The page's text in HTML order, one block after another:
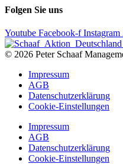
Folgen Sie uns
Youtube Facebook-f Instagram
© 2026 Peter Schaaf
Impressum
AGB
Datenschutzerklärung
Cookie-Einstellungen
Impressum
AGB
Datenschutzerklärung
Cookie-Einstellungen